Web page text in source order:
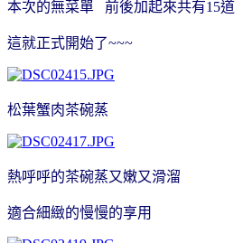
本次的無菜單 前後加起來共有15道
這就正式開始了~~~
松葉蟹肉茶碗蒸
熱呼呼的茶碗蒸又嫩又滑溜
適合細緻的慢慢的享用